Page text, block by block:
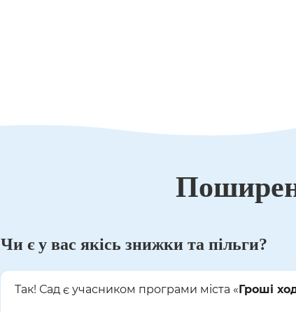
Чи є у вас якісь знижки та пільги?
Так! Сад є учасником програми міста «Гроші